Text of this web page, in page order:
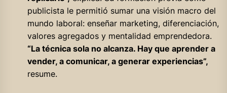
publicista le permitió sumar una visión macro del
mundo laboral: enseñar marketing, diferenciación,
valores agregados y mentalidad emprendedora.
“La técnica sola no alcanza. Hay que aprender a
vender, a comunicar, a generar experiencias”,
resume.